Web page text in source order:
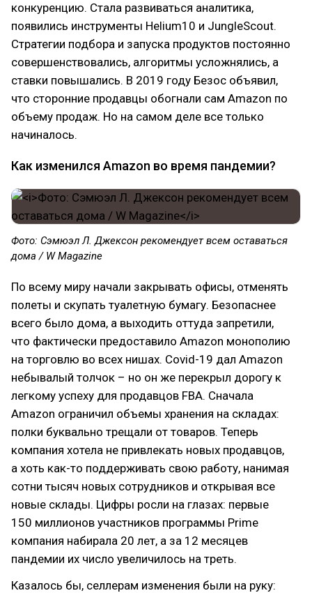
конкуренцию. Стала развиваться аналитика,
появились инструменты Helium10 и JungleScout.
Стратегии подбора и запуска продуктов постоянно
совершенствовались, алгоритмы усложнялись, а
ставки повышались. В 2019 году Безос объявил,
что сторонние продавцы обогнали сам Amazon по
объему продаж. Но на самом деле все только
начиналось.
Как изменился Amazon во время пандемии?
Фото: Сэмюэл Л. Джексон рекомендует всем оставаться
дома / W Magazine
По всему миру начали закрывать офисы, отменять
полеты и скупать туалетную бумагу. Безопаснее
всего было дома, а выходить оттуда запретили,
что фактически предоставило Amazon монополию
на торговлю во всех нишах. Covid-19 дал Amazon
небывалый толчок – но он же перекрыл дорогу к
легкому успеху для продавцов FBA. Сначала
Amazon ограничил объемы хранения на складах:
полки буквально трещали от товаров. Теперь
компания хотела не привлекать новых продавцов,
а хоть как-то поддерживать свою работу, нанимая
сотни тысяч новых сотрудников и открывая все
новые склады. Цифры росли на глазах: первые
150 миллионов участников программы Prime
компания набирала 20 лет, а за 12 месяцев
пандемии их число увеличилось на треть.
Казалось бы, селлерам изменения были на руку: